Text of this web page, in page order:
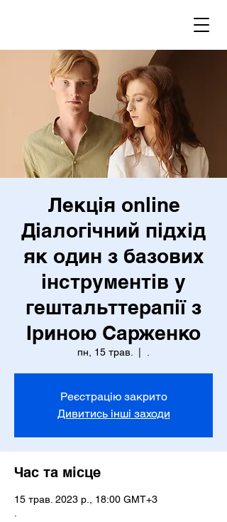
Лекція online
Діалогічний підхід
як один з базових
інструментів у
гештальттерапії з
Іриною Сарженко
пн, 15 трав.
Реєстрацію закрито
Дивитись інші заходи
Час та місце
15 трав. 2023 р., 18:00 GMT+3